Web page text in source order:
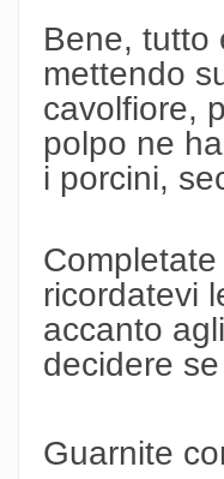
Bene, tutto
mettendo
cavolfiore,
polpo ne
i porcini,
ricordatevi
accanto
decidere
Guarnite